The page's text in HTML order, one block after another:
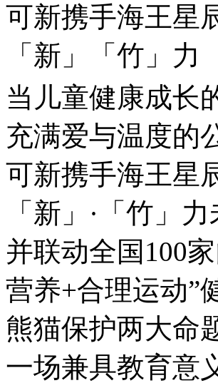
可新携手海王星
「新」「竹」力
当儿童健康成长
充满爱与温度的
可新携手海王星
「新」·「竹」
并联动全国100
营养+合理运动”
熊猫保护两大命
一场兼具教育意